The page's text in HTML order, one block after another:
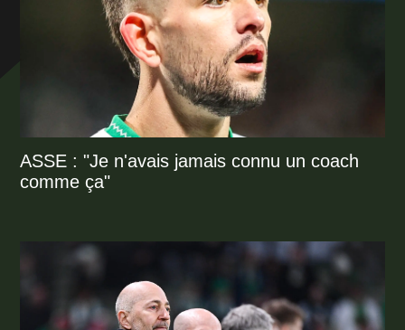
ASSE : "Je n'avais jamais connu un coach
comme ça"